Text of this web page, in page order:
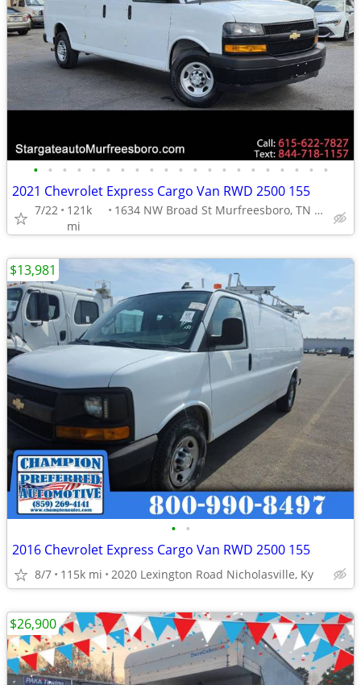
• • • • • • • • • • • • • • • • • • • • •
2021 Chevrolet Express Cargo Van RWD 2500 155
7/22
121k
mi
1634 NW Broad St Murfreesboro, TN 37129
• •
2016 Chevrolet Express Cargo Van RWD 2500 155
8/7 115k mi 2020 Lexington Road Nicholasville, Ky
$13,981
$26,900